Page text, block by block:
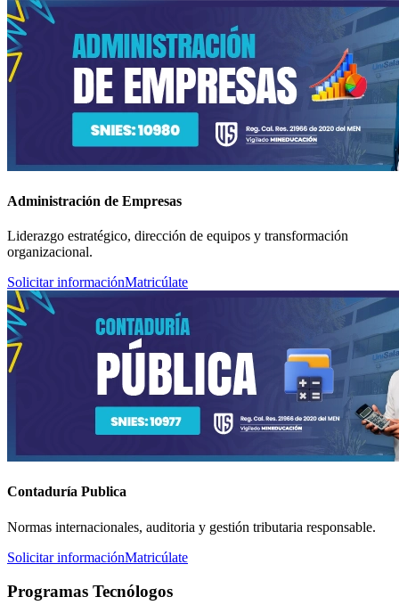
Administración de Empresas
Liderazgo estratégico, dirección de equipos y transformación
organizacional.
Solicitar informaciónMatricúlate
Contaduría Publica
Normas internacionales, auditoria y gestión tributaria responsable.
Solicitar informaciónMatricúlate
Programas Tecnólogos